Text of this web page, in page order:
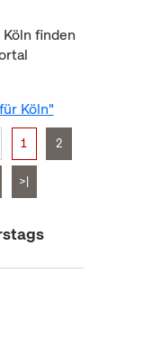
finden
Köln"
1 2
>|